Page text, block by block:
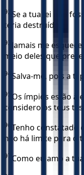
92 Se a tua lei não
teria destruído.
93 Jamais me
meio deles que
94 Salva-me, pois a ti
95 Os ímpios estão à
considero os teus
96 Tenho constatado
não há limite para o
97 Como eu amo a